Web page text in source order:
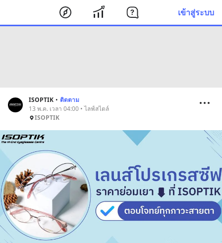
เข้าสู่ระบบ
ISOPTIK • ติดตาม
13 พ.ค. เวลา 04:00 • ไลฟ์สไตล์
ISOPTIK